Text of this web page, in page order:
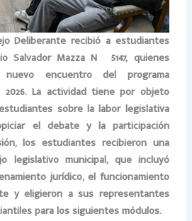
Deliberante recibió a estudiantes
Salvador Mazza Nº 5147, quienes
encuentro del programa
2026. La actividad tiene por objeto
sobre la labor legislativa
el debate y la participación
los estudiantes recibieron una
legislativo municipal, que incluyó
jurídico, el funcionamiento
y eligieron a sus representantes
para los siguientes módulos.